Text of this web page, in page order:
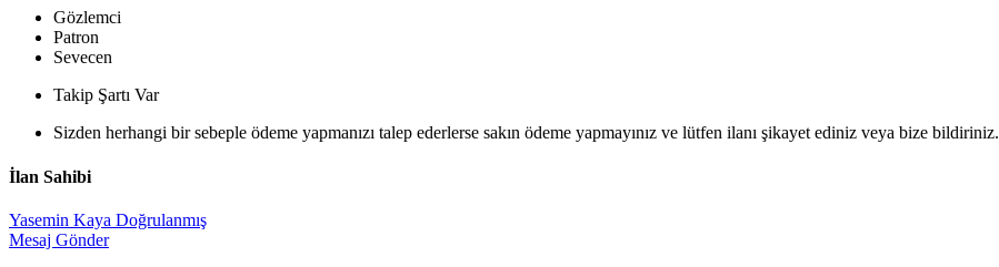
Gözlemci
Patron
Sevecen
Takip Şartı Var
Sizden herhangi bir sebeple ödeme yapmanızı talep ederlerse sakın ödeme yapmayınız ve lütfen ilanı şikayet ediniz veya bize bildiriniz.
İlan Sahibi
Yasemin Kaya Doğrulanmış
Mesaj Gönder